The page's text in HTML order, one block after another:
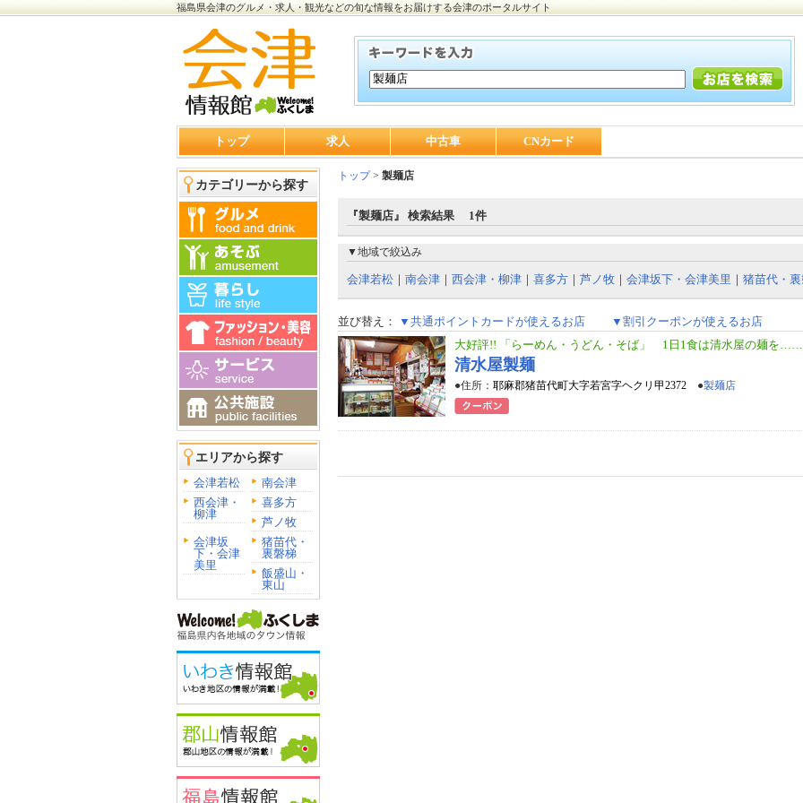
福島県会津のグルメ・求人・観光などの旬な情報をお届けする会津のポータルサイト
トップ 求人 中古車 CNカード
カテゴリーから探す
エリアから探す
会津若松
南会津
西会津・
柳津
喜多方
芦ノ牧
会津坂
下・会津
美里
猪苗代・
裏磐梯
飯盛山・
東山
トップ> 製麺店
『製麺店』 検索結果 1件
▼地域で絞込み
会津若松 ｜ 南会津 ｜ 西会津・柳津 ｜ 喜多方 ｜ 芦ノ牧 ｜ 会津坂下・会津美里 ｜ 猪苗代・
並び替え： ▼共通ポイントカードが使えるお店
▼割引クーポンが使えるお店
大好評!! 「らーめん・うどん・そば」 1日1食は清水屋の麺を……
清水屋製麺
●住所： 耶麻郡猪苗代町大字若宮字ヘクリ甲2372 ●製麺店